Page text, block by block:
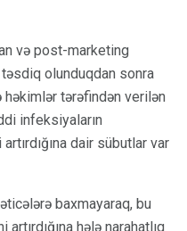
və post-marketing
olunduqdan sonra
tərəfindən verilən
infeksiyaların
dair sübutlar var
baxmayaraq, bu
hələ narahatlıq